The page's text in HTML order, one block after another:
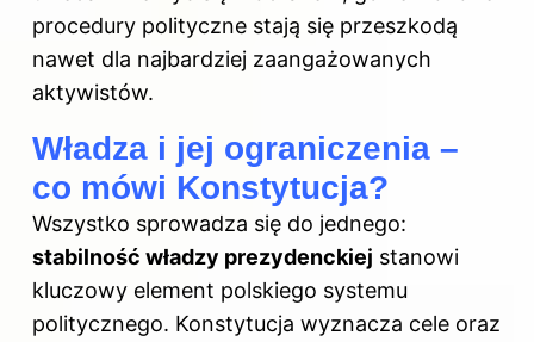
procedury polityczne stają się przeszkodą
nawet dla najbardziej zaangażowanych
aktywistów.
Władza i jej ograniczenia –
co mówi Konstytucja?
Wszystko sprowadza się do jednego:
stabilność władzy prezydenckiej stanowi
kluczowy element polskiego systemu
politycznego. Konstytucja wyznacza cele oraz